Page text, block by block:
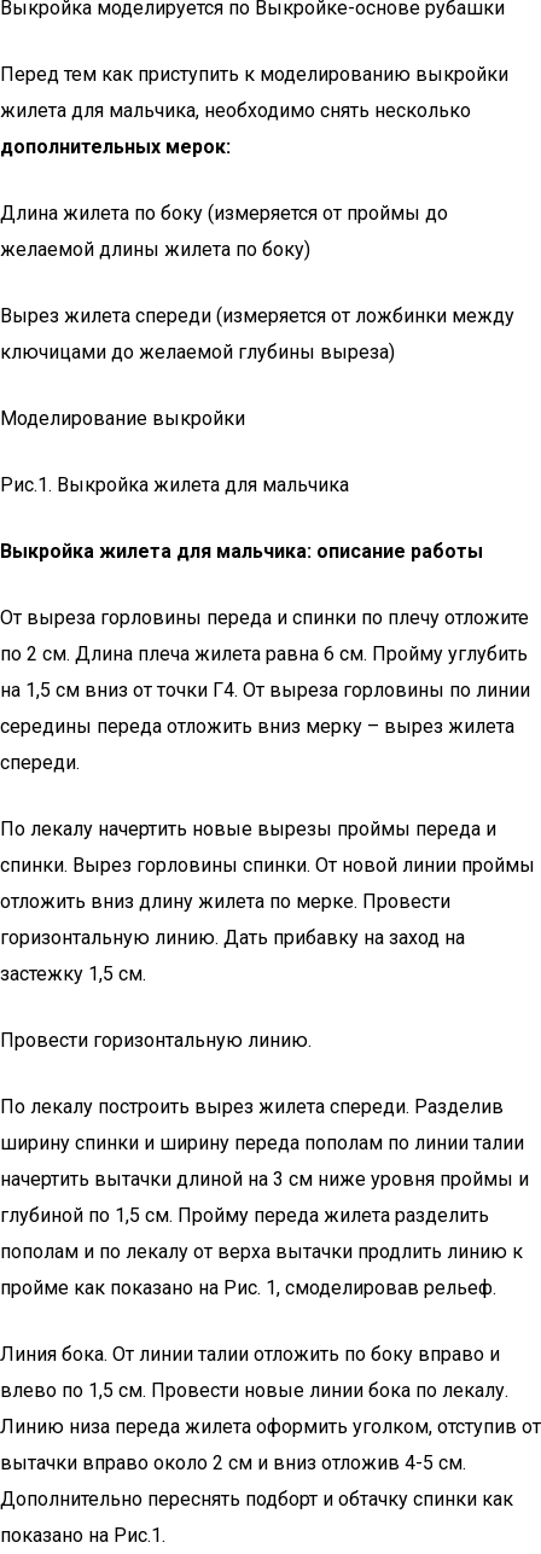
Выкройка моделируется по Выкройке-основе рубашки
Перед тем как приступить к моделированию выкройки
жилета для мальчика, необходимо снять несколько
дополнительных мерок:
Длина жилета по боку (измеряется от проймы до
желаемой длины жилета по боку)
Вырез жилета спереди (измеряется от ложбинки между
ключицами до желаемой глубины выреза)
Моделирование выкройки
Рис.1. Выкройка жилета для мальчика
Выкройка жилета для мальчика: описание работы
От выреза горловины переда и спинки по плечу отложите
по 2 см. Длина плеча жилета равна 6 см. Пройму углубить
на 1,5 см вниз от точки Г4. От выреза горловины по линии
середины переда отложить вниз мерку – вырез жилета
спереди.
По лекалу начертить новые вырезы проймы переда и
спинки. Вырез горловины спинки. От новой линии проймы
отложить вниз длину жилета по мерке. Провести
горизонтальную линию. Дать прибавку на заход на
застежку 1,5 см.
Провести горизонтальную линию.
По лекалу построить вырез жилета спереди. Разделив
ширину спинки и ширину переда пополам по линии талии
начертить вытачки длиной на 3 см ниже уровня проймы и
глубиной по 1,5 см. Пройму переда жилета разделить
пополам и по лекалу от верха вытачки продлить линию к
пройме как показано на Рис. 1, смоделировав рельеф.
Линия бока. От линии талии отложить по боку вправо и
влево по 1,5 см. Провести новые линии бока по лекалу.
Линию низа переда жилета оформить уголком, отступив от
вытачки вправо около 2 см и вниз отложив 4-5 см.
Дополнительно переснять подборт и обтачку спинки как
показано на Рис.1.